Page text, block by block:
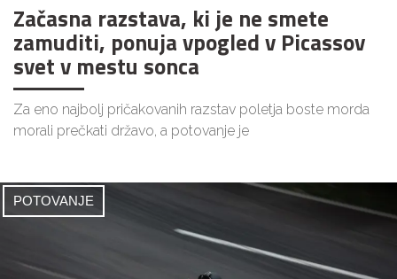
Začasna razstava, ki je ne smete
zamuditi, ponuja vpogled v Picassov
svet v mestu sonca
Za eno najbolj pričakovanih razstav poletja boste morda
morali prečkati državo, a potovanje je
POTOVANJE